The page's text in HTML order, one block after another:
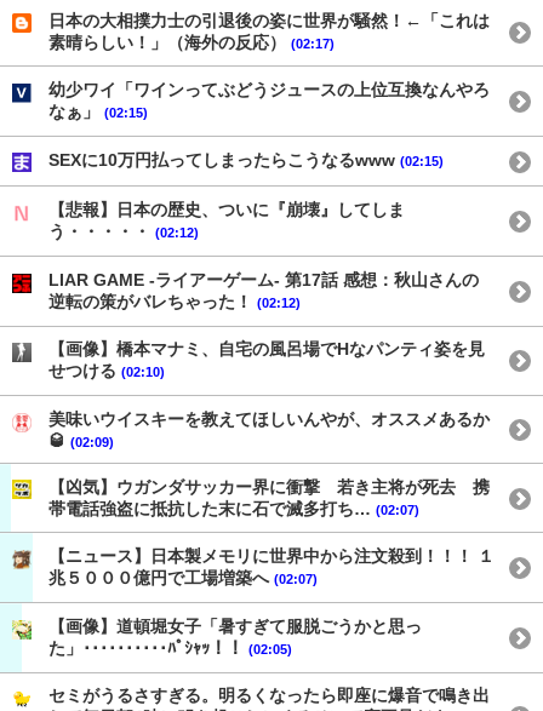
日本の大相撲力士の引退後の姿に世界が騒然！←「これは
素晴らしい！」（海外の反応）
(02:17)
幼少ワイ「ワインってぶどうジュースの上位互換なんやろ
なぁ」
(02:15)
SEXに10万円払ってしまったらこうなるwww (02:15)
【悲報】日本の歴史、ついに『崩壊』してしま
う・・・・・
(02:12)
LIAR GAME -ライアーゲーム- 第17話 感想：秋山さんの
逆転の策がバレちゃった！
(02:12)
【画像】橋本マナミ、自宅の風呂場でHなパンティ姿を見
せつける (02:10)
美味いウイスキーを教えてほしいんやが、オススメあるか
🥃 (02:09)
【凶気】ウガンダサッカー界に衝撃 若き主将が死去 携
帯電話強盗に抵抗した末に石で滅多打ち… (02:07)
【ニュース】日本製メモリに世界中から注文殺到！！！ １
兆５０００億円で工場増築へ (02:07)
【画像】道頓堀女子「暑すぎて服脱ごうかと思っ
た」･･････････ﾊﾟｼｬｯ！！
(02:05)
セミがうるさすぎる。明るくなったら即座に爆音で鳴き出